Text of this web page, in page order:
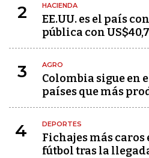
2 HACIENDA
EE.UU. es el país
pública con
3 AGRO
Colombia sigue en
países que más
4 DEPORTES
Fichajes más
fútbol tras la